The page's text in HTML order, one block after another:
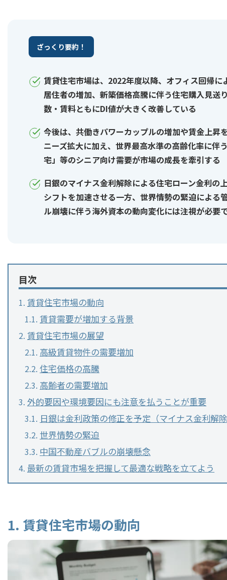
ざっくり要約！
賃貸住宅市場は、2022年度以降、オフィス回帰
居住者の増加、新築価格高騰に伴う住宅購入見送
数・賃料ともにDI値が大きく改善している
今後は、共働きパワーカップルの増加や賃金上昇
ニーズ拡大に加え、世界最高水準の高齢化率に伴
宅」等のシニア向け需要が市場の成長を牽引する
日銀のマイナス金利解除による住宅ローン金利の
シフトを加速させる一方、世界情勢の緊迫による
ル崩壊に伴う海外資本の動向変化には注視が必要
目次
賃貸住宅市場の動向
賃貸需要が増加する背景
賃貸住宅市場の展望
高級賃貸物件の需要増加
住宅価格の高騰
高齢者の需要増加
外的要因や環境要因にも注意を払うことが重要
日銀は金利政策の修正を予定（マイナス金利解除
世界情勢の緊迫
中国不動産バブルの崩壊懸念
最新の賃貸市場を把握して最適な戦略を立てよう
1. 賃貸住宅市場の動向